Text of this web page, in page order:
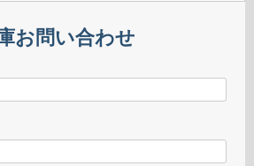
お問い合わせ